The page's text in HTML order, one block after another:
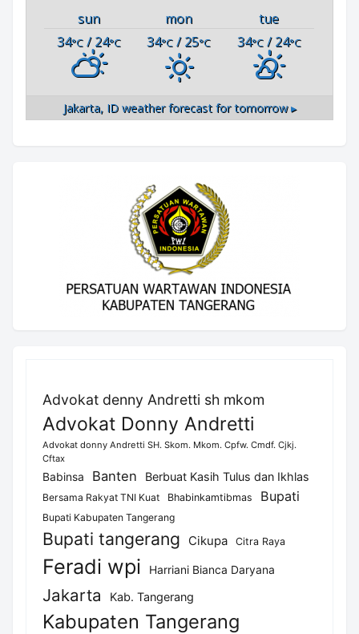
sun mon
tue
34°C / 24°C 34°C / 25°C 34°C/ 24°C
Jakarta, IDweather forecast for tomorrow ▸
Advokat denny Andretti sh mkom
Advokat Donny Andretti
Advokat donny Andretti SH. Skom. Mkom. Cpfw. Cmdf. Cjkj.
Cftax
Babinsa Banten Berbuat Kasih Tulus dan Ikhlas
Bersama Rakyat TNI Kuat Bhabinkamtibmas Bupati
Bupati Kabupaten Tangerang
Bupati tangerang Cikupa Citra Raya
Feradi wpi Harriani Bianca Daryana
Jakarta Kab. Tangerang
Kabupaten Tangerang